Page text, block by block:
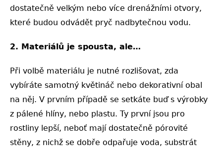
dostatečně velkým nebo více drenážními otvory,
které budou odvádět pryč nadbytečnou vodu.
2. Materiálů je spousta, ale…
Při volbě materiálu je nutné rozlišovat, zda
vybíráte samotný květináč nebo dekorativní obal
na něj. V prvním případě se setkáte buď s výrobky
z pálené hlíny, nebo plastu. Ty první jsou pro
rostliny lepší, neboť mají dostatečně pórovité
stěny, z nichž se dobře odpařuje voda, substrát